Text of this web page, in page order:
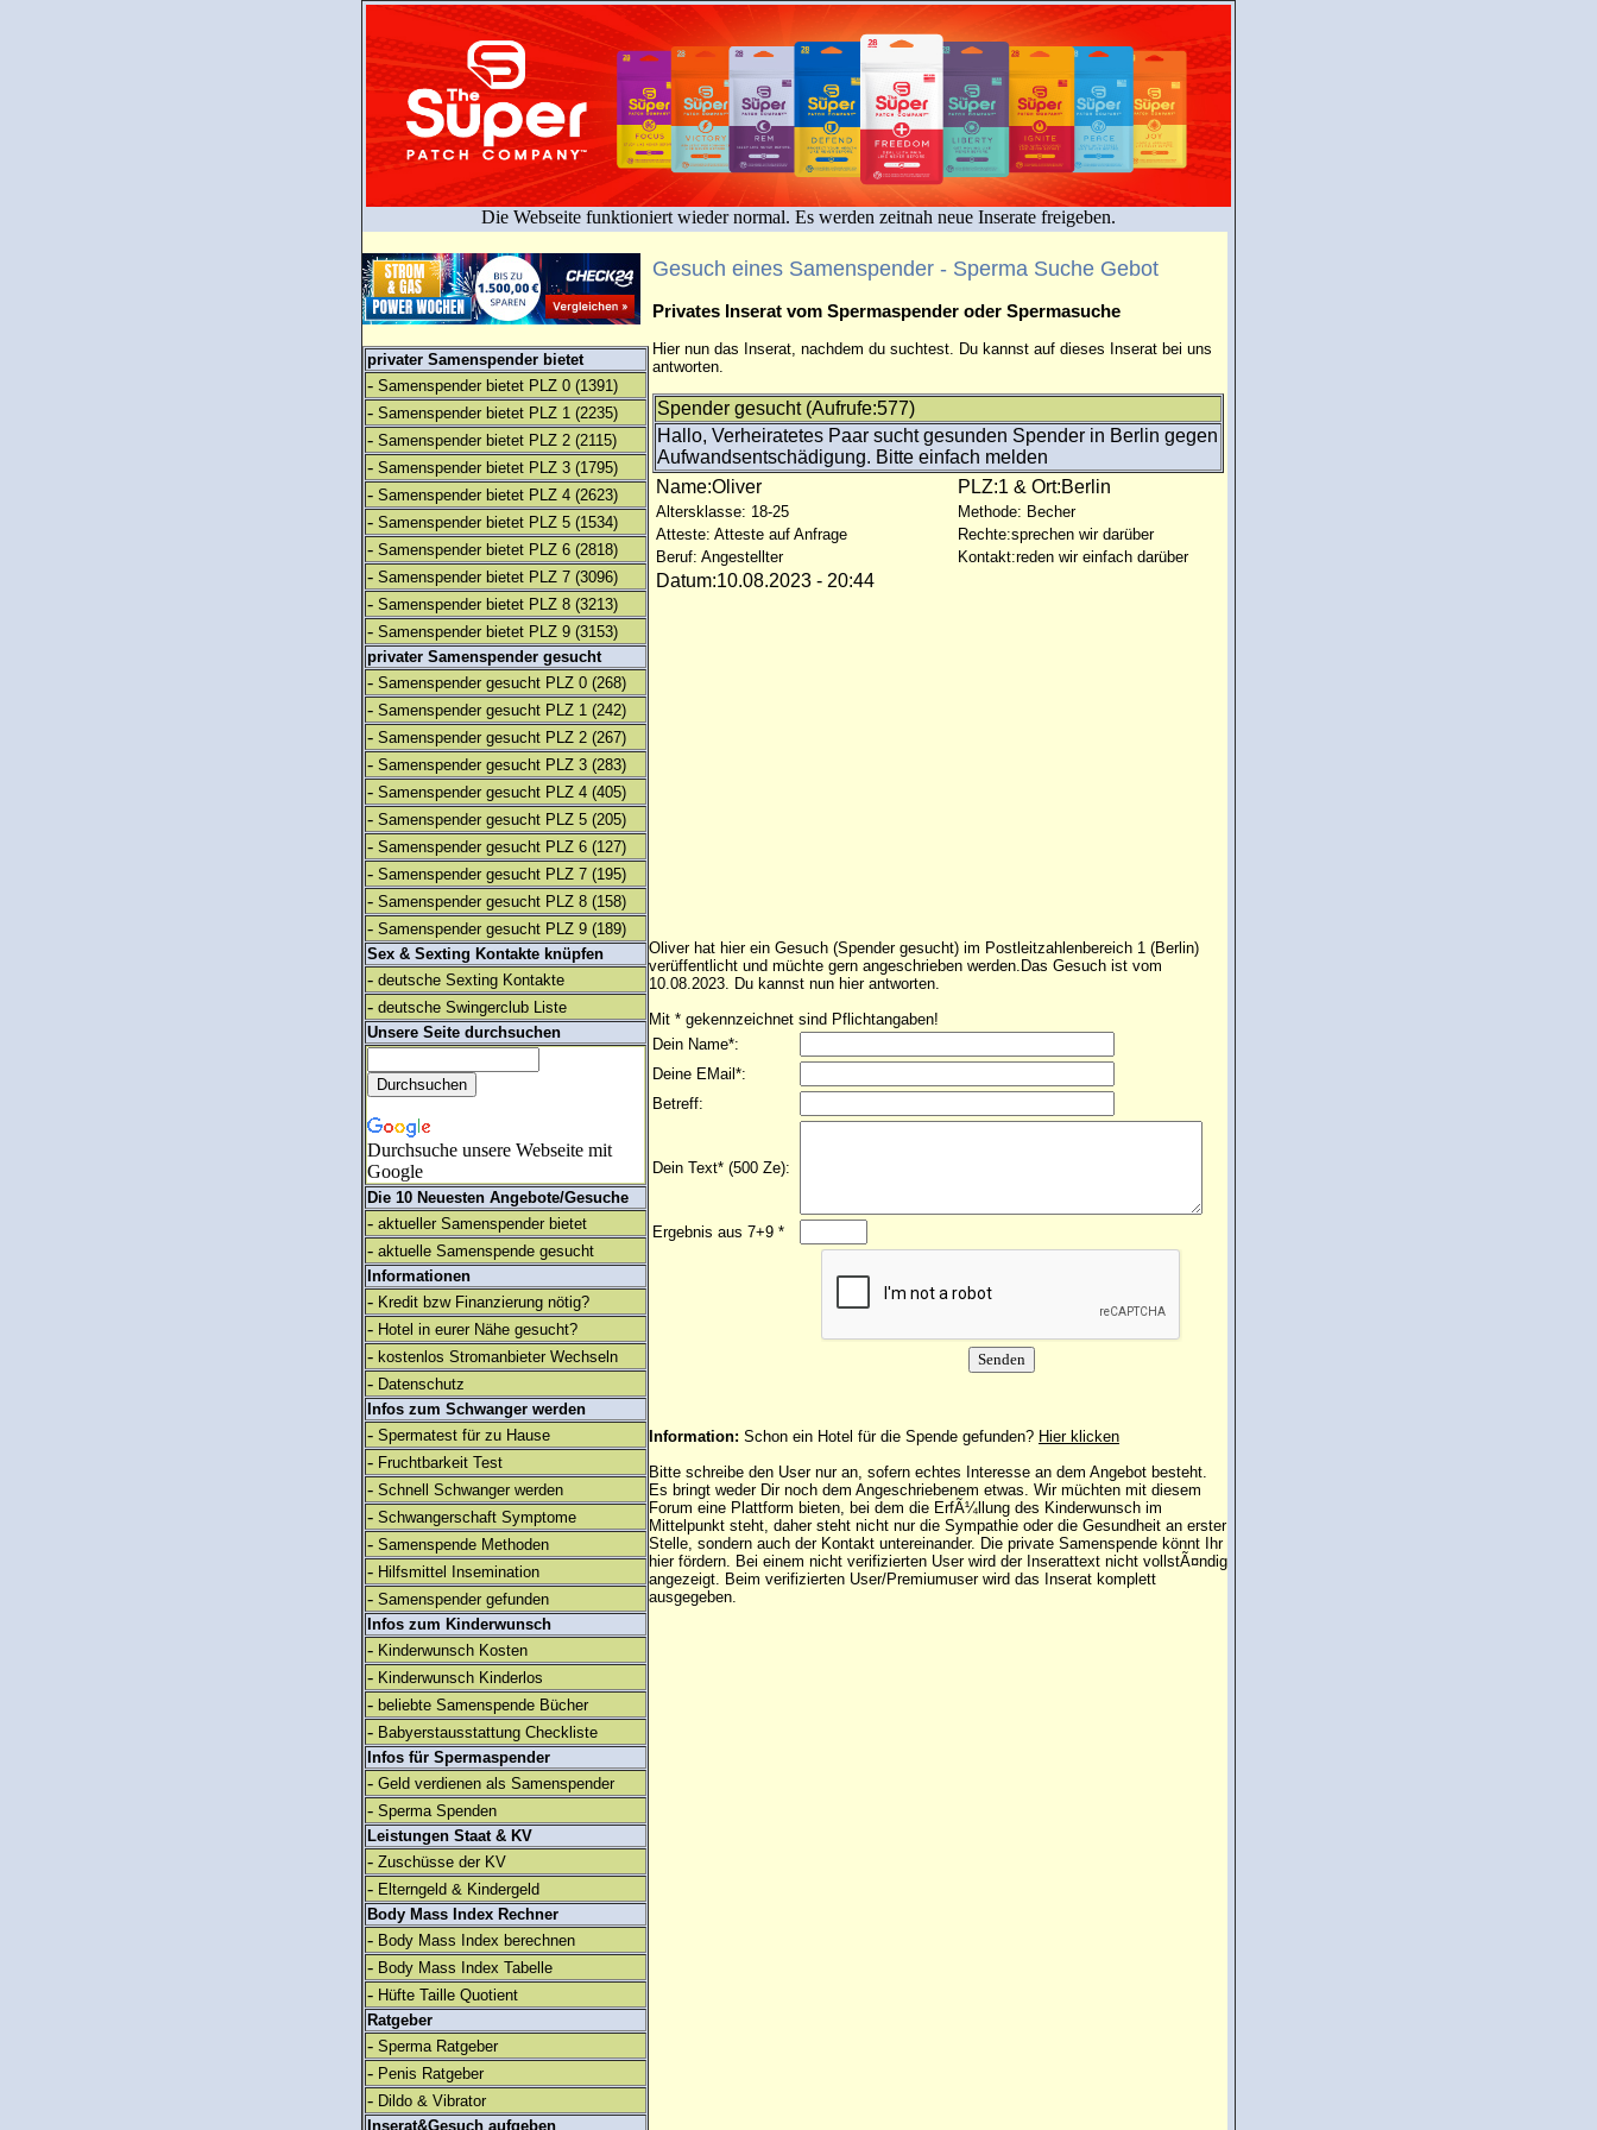
Die Webseite funktioniert wieder normal. Es werden zeitnah neue Inserate freigeben.
privater Samenspender bietet
- Samenspender bietet PLZ 0 (1391)
- Samenspender bietet PLZ 1 (2235)
- Samenspender bietet PLZ 2 (2115)
- Samenspender bietet PLZ 3 (1795)
- Samenspender bietet PLZ 4 (2623)
- Samenspender bietet PLZ 5 (1534)
- Samenspender bietet PLZ 6 (2818)
- Samenspender bietet PLZ 7 (3096)
- Samenspender bietet PLZ 8 (3213)
- Samenspender bietet PLZ 9 (3153)
privater Samenspender gesucht
- Samenspender gesucht PLZ 0 (268)
- Samenspender gesucht PLZ 1 (242)
- Samenspender gesucht PLZ 2 (267)
- Samenspender gesucht PLZ 3 (283)
- Samenspender gesucht PLZ 4 (405)
- Samenspender gesucht PLZ 5 (205)
- Samenspender gesucht PLZ 6 (127)
- Samenspender gesucht PLZ 7 (195)
- Samenspender gesucht PLZ 8 (158)
- Samenspender gesucht PLZ 9 (189)
Sex & Sexting Kontakte knüpfen
- deutsche Sexting Kontakte
- deutsche Swingerclub Liste
Unsere Seite durchsuchen
Durchsuche unsere Webseite mit
Google
Die 10 Neuesten Angebote/Gesuche
- aktueller Samenspender bietet
- aktuelle Samenspende gesucht
Informationen
- Kredit bzw Finanzierung nötig?
- Hotel in eurer Nähe gesucht?
- kostenlos Stromanbieter Wechseln
- Datenschutz
Infos zum Schwanger werden
- Spermatest für zu Hause
- Fruchtbarkeit Test
- Schnell Schwanger werden
- Schwangerschaft Symptome
- Samenspende Methoden
- Hilfsmittel Insemination
- Samenspender gefunden
Infos zum Kinderwunsch
- Kinderwunsch Kosten
- Kinderwunsch Kinderlos
- beliebte Samenspende Bücher
- Babyerstausstattung Checkliste
Infos für Spermaspender
- Geld verdienen als Samenspender
- Sperma Spenden
Leistungen Staat & KV
- Zuschüsse der KV
- Elterngeld & Kindergeld
Body Mass Index Rechner
- Body Mass Index berechnen
- Body Mass Index Tabelle
- Hüfte Taille Quotient
Ratgeber
- Sperma Ratgeber
- Penis Ratgeber
- Dildo & Vibrator
Inserat&Gesuch aufgeben
Gesuch eines Samenspender - Sperma Suche Gebot
Privates Inserat vom Spermaspender oder Spermasuche
Hier nun das Inserat, nachdem du suchtest. Du kannst auf dieses Inserat bei uns
antworten.
Spender gesucht (Aufrufe:577)
Hallo, Verheiratetes Paar sucht gesunden Spender in Berlin gegen
Aufwandsentschädigung. Bitte einfach melden
Name:Oliver
PLZ:1 & Ort:Berlin
Altersklasse: 18-25
Methode: Becher
Atteste: Atteste auf Anfrage
Rechte:sprechen wir darüber
Beruf: Angestellter
Kontakt:reden wir einfach darüber
Datum:10.08.2023 - 20:44
Oliver hat hier ein Gesuch (Spender gesucht) im Postleitzahlenbereich 1 (Berlin)
verüffentlicht und müchte gern angeschrieben werden.Das Gesuch ist vom
10.08.2023. Du kannst nun hier antworten.
Mit * gekennzeichnet sind Pflichtangaben!
Dein Name*:
Deine EMail*:
Betreff:
Dein Text* (500 Ze):
Ergebnis aus 7+9 *
Information: Schon ein Hotel für die Spende gefunden? Hier klicken
Bitte schreibe den User nur an, sofern echtes Interesse an dem Angebot besteht.
Es bringt weder Dir noch dem Angeschriebenem etwas. Wir müchten mit diesem
Forum eine Plattform bieten, bei dem die ErfÃ¼llung des Kinderwunsch im
Mittelpunkt steht, daher steht nicht nur die Sympathie oder die Gesundheit an erster
Stelle, sondern auch der Kontakt untereinander. Die private Samenspende könnt Ihr
hier fördern. Bei einem nicht verifizierten User wird der Inserattext nicht vollstÃ¤ndig
angezeigt. Beim verifizierten User/Premiumuserwird das Inserat komplett
ausgegeben.